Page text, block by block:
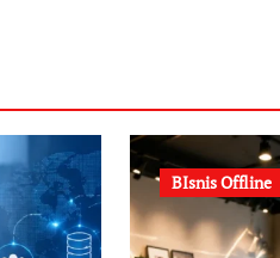
BIsnis Offline